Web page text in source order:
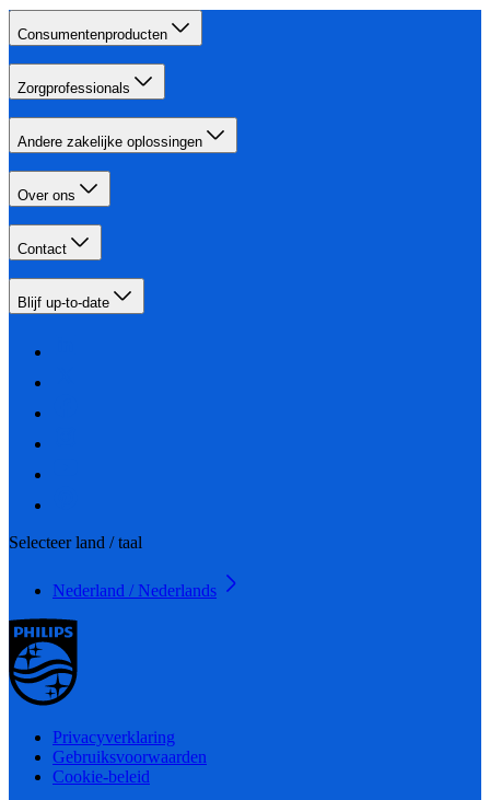
Consumentenproducten
Zorgprofessionals
Andere zakelijke oplossingen
Over ons
Contact
Blijf up-to-date
Selecteer land / taal
Nederland / Nederlands
Privacyverklaring
Gebruiksvoorwaarden
Cookie-beleid